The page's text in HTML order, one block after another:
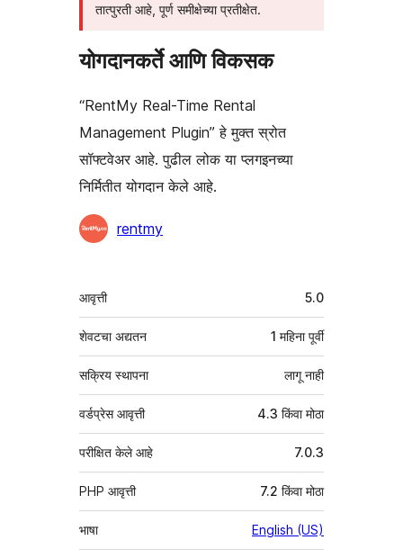
तात्पुरती आहे, पूर्ण समीक्षेच्या प्रतीक्षेत.
योगदानकर्ते आणि विकसक
“RentMy Real-Time Rental
Management Plugin” हे मुक्त स्रोत
सॉफ्टवेअर आहे. पुढील लोक या प्लगइनच्या
निर्मितीत योगदान केले आहे.
योगदानकर्तेrentmy
मेटा
आवृत्ती 5.0
शेवटचा अद्यतन 1 महिनापूर्वी
सक्रिय स्थापना लागू नाही
वर्डप्रेस आवृत्ती 4.3 किंवा मोठा
परीक्षित केले आहे 7.0.3
PHP आवृत्ती 7.2 किंवा मोठा
भाषा English (US)